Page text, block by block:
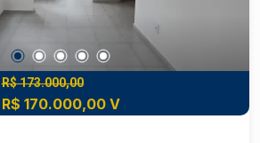
R$ 173.000,00
R$ 170.000,00 V